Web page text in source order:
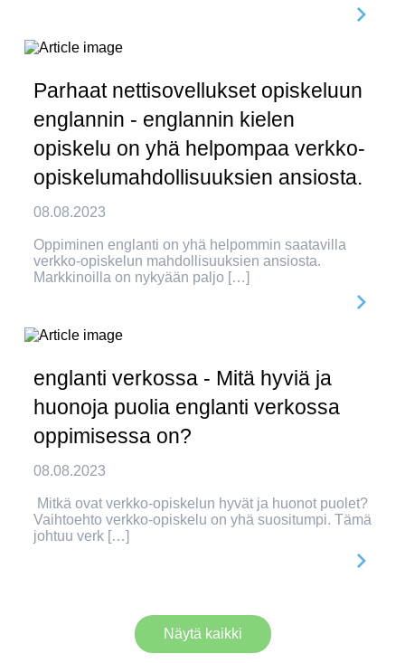
Parhaat nettisovellukset opiskeluun
englannin - englannin kielen
opiskelu on yhä helpompaa verkko-
opiskelumahdollisuuksien ansiosta.
08.08.2023
Oppiminen englanti on yhä helpommin saatavilla
verkko-opiskelun mahdollisuuksien ansiosta.
Markkinoilla on nykyään paljo […]
englanti verkossa - Mitä hyviä ja
huonoja puolia englanti verkossa
oppimisessa on?
08.08.2023
Mitkä ovat verkko-opiskelun hyvät ja huonot puolet?
Vaihtoehto verkko-opiskelu on yhä suositumpi. Tämä
johtuu verk […]
Näytä kaikki